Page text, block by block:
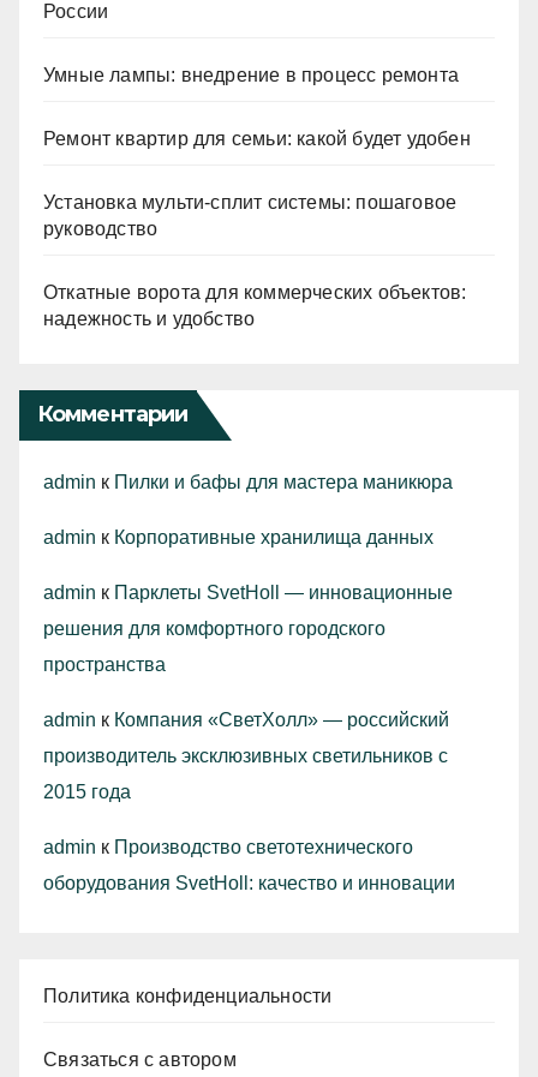
России
Умные лампы: внедрение в процесс ремонта
Ремонт квартир для семьи: какой будет удобен
Установка мульти-сплит системы: пошаговое
руководство
Откатные ворота для коммерческих объектов:
надежность и удобство
Комментарии
admin к Пилки и бафы для мастера маникюра
admin к Корпоративные хранилища данных
admin к Парклеты SvetHoll — инновационные
решения для комфортного городского
пространства
admin к Компания «СветХолл» — российский
производитель эксклюзивных светильников с
2015 года
admin к Производство светотехнического
оборудования SvetHoll: качество и инновации
Политика конфиденциальности
Связаться с автором